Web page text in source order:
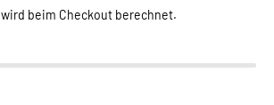
wird beim Checkout berechnet.